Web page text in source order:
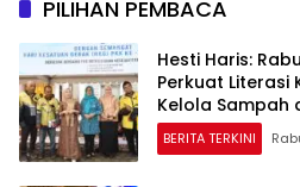
PILIHAN PEMBACA
Hesti Haris:
Perkuat Literasi
Kelola Sampah
BERITA TERKINI